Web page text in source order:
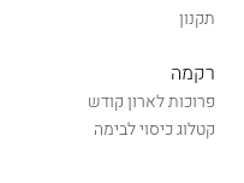
תקנון
רקמה
פרוכות לארון קודש
קטלוג כיסוי לבימה